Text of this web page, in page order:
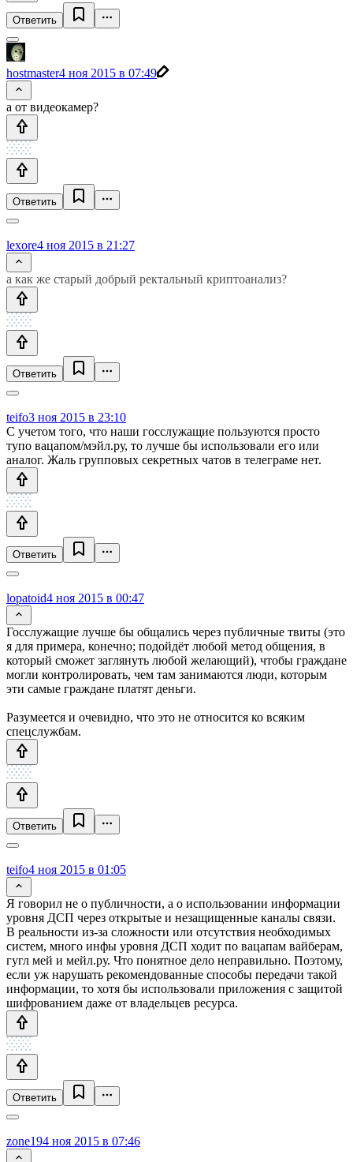
Ответить
hostmaster4 ноя 2015 в 07:49
а от видеокамер?
Ответить
lexore4 ноя 2015 в 21:27
а как же старый добрый ректальный криптоанализ?
Ответить
teifo3 ноя 2015 в 23:10
С учетом того, что наши госслужащие пользуются просто
тупо вацапом/мэйл.ру, то лучше бы использовали его или
аналог. Жаль групповых секретных чатов в телеграме нет.
Ответить
lopatoid4 ноя 2015 в 00:47
Госслужащие лучше бы общались через публичные твиты (это
я для примера, конечно; подойдёт любой метод общения, в
который сможет заглянуть любой желающий), чтобы граждане
могли контролировать, чем там занимаются люди, которым
эти самые граждане платят деньги.
Разумеется и очевидно, что это не относится ко всяким
спецслужбам.
Ответить
teifo4 ноя 2015 в 01:05
Я говорил не о публичности, а о использовании информации
уровня ДСП через открытые и незащищенные каналы связи.
В реальности из-за сложности или отсутствия необходимых
систем, много инфы уровня ДСП ходит по вацапам вайберам,
гугл мей и мейл.ру. Что понятное дело неправильно. Поэтому,
если уж нарушать рекомендованные способы передачи такой
информации, то хотя бы использовали приложения с защитой
шифрованием даже от владельцев ресурса.
Ответить
zone194 ноя 2015 в 07:46